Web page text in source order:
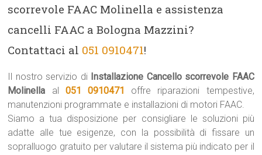
scorrevole FAAC Molinella e assistenza
cancelli FAAC a Bologna Mazzini?
Contattaci al 051 0910471!
Il nostro servizio di Installazione Cancello scorrevole FAAC
Molinella al 051 0910471
offre riparazioni tempestive,
manutenzioni programmate e installazioni di motori FAAC.
Siamo a tua disposizione per consigliare le soluzioni più
adatte alle tue esigenze, con la possibilità di fissare un
sopralluogo gratuito per valutare il sistema più indicato per il